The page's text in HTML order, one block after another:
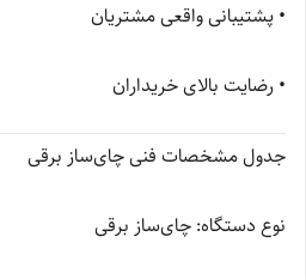
• پشتیبانی واقعی مشتریان
• رضایت بالای خریداران
جدول مشخصات فنی چای‌ساز برقی
نوع دستگاه: چای‌ساز برقی